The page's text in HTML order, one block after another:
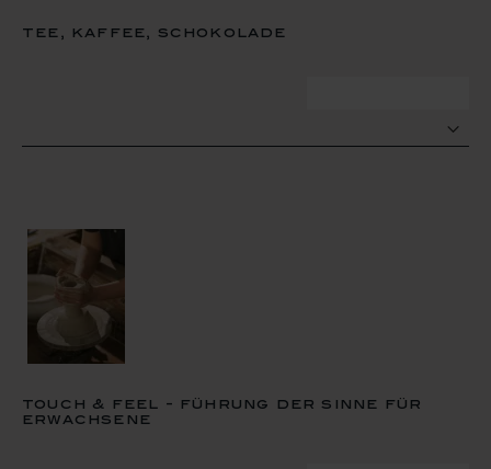
tee, kaffee, schokolade
touch & feel - führung der sinne für
erwachsene